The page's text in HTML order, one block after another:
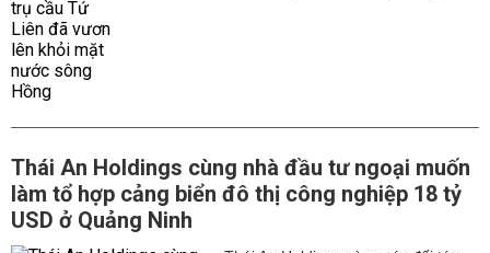
Thái An Holdings cùng nhà đầu tư ngoại muốn
làm tổ hợp cảng biển đô thị công nghiệp 18 tỷ
USD ở Quảng Ninh